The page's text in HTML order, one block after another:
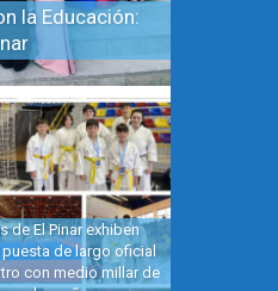
la Educación:
de El Pinar exhiben
de largo oficial
con medio millar de